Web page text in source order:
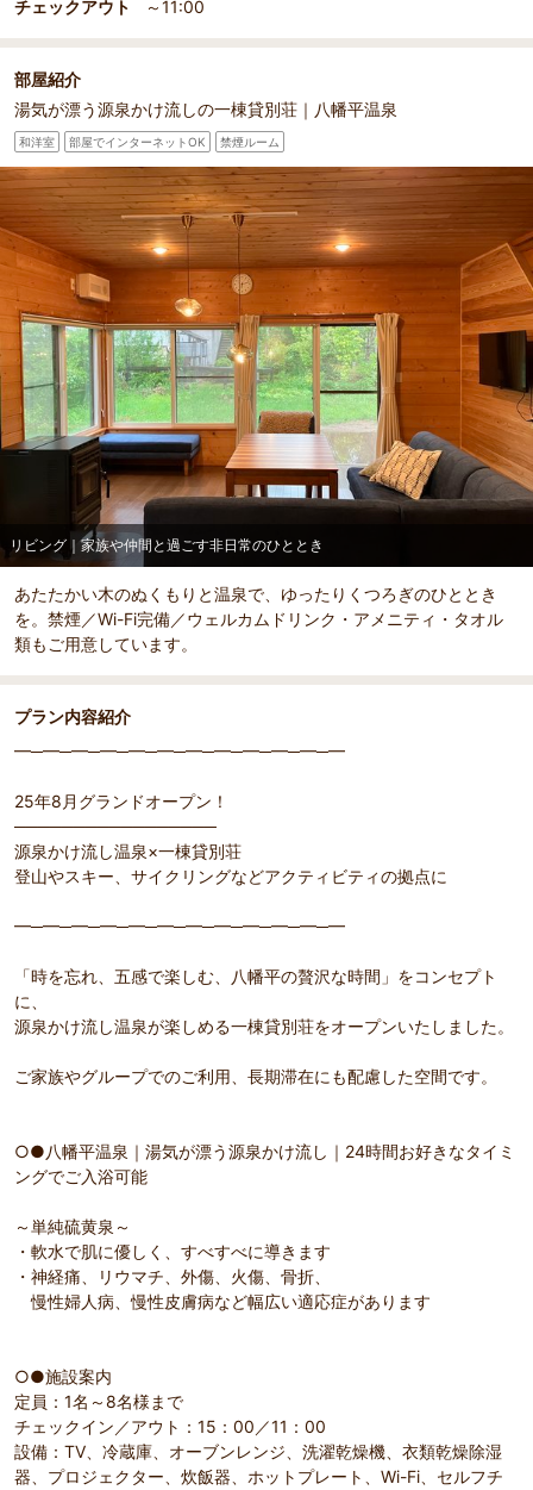
チェックアウト ～11:00
部屋紹介
湯気が漂う源泉かけ流しの一棟貸別荘｜八幡平温泉
和洋室 部屋でインターネットOK 禁煙ルーム
リビング｜家族や仲間と過ごす非日常のひととき
あたたかい木のぬくもりと温泉で、ゆったりくつろぎのひととき
を。禁煙／Wi-Fi完備／ウェルカムドリンク・アメニティ・タオル
類もご用意しています。
プラン内容紹介
━─━─━─━─━─━─━─━─━─━─━─━
25年8月グランドオープン！
─────────────────
源泉かけ流し温泉×一棟貸別荘
登山やスキー、サイクリングなどアクティビティの拠点に
━─━─━─━─━─━─━─━─━─━─━─━
「時を忘れ、五感で楽しむ、八幡平の贅沢な時間」をコンセプト
に、
源泉かけ流し温泉が楽しめる一棟貸別荘をオープンいたしました。
ご家族やグループでのご利用、長期滞在にも配慮した空間です。
○●八幡平温泉｜湯気が漂う源泉かけ流し｜24時間お好きなタイミ
ングでご入浴可能
～単純硫黄泉～
・軟水で肌に優しく、すべすべに導きます
・神経痛、リウマチ、外傷、火傷、骨折、
慢性婦人病、慢性皮膚病など幅広い適応症があります
○●施設案内
定員：1名～8名様まで
チェックイン／アウト：15：00／11：00
設備：TV、冷蔵庫、オーブンレンジ、洗濯乾燥機、衣類乾燥除湿
器、プロジェクター、炊飯器、ホットプレート、Wi-Fi、セルフチ
部屋詳細
リビング｜家族や仲間と過ごす非日常のひととき